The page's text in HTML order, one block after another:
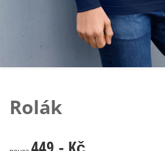
Rolák
449,- Kč